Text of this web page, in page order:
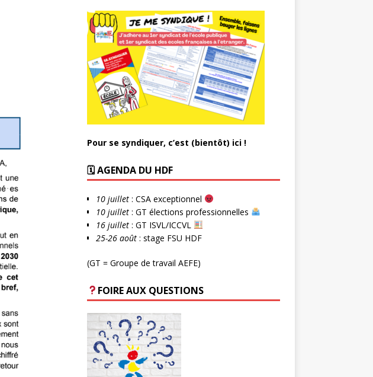
Pour se syndiquer, c’est (bientôt) ici !
🗓 AGENDA DU HDF
10 juillet: CSA exceptionnel
10 juillet: GT élections professionnelles
16 juillet: GT ISVL/ICCVL
25-26 août: stage FSU HDF
(GT = Groupe de travail AEFE)
FOIRE AUX QUESTIONS